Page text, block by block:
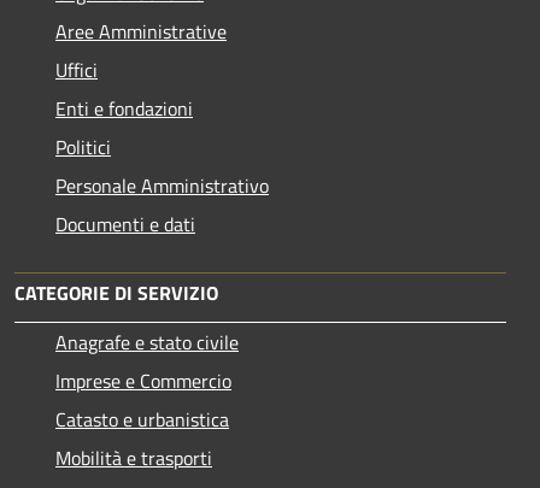
Aree Amministrative
Uffici
Enti e fondazioni
Politici
Personale Amministrativo
Documenti e dati
CATEGORIE DI SERVIZIO
Anagrafe e stato civile
Imprese e Commercio
Catasto e urbanistica
Mobilità e trasporti